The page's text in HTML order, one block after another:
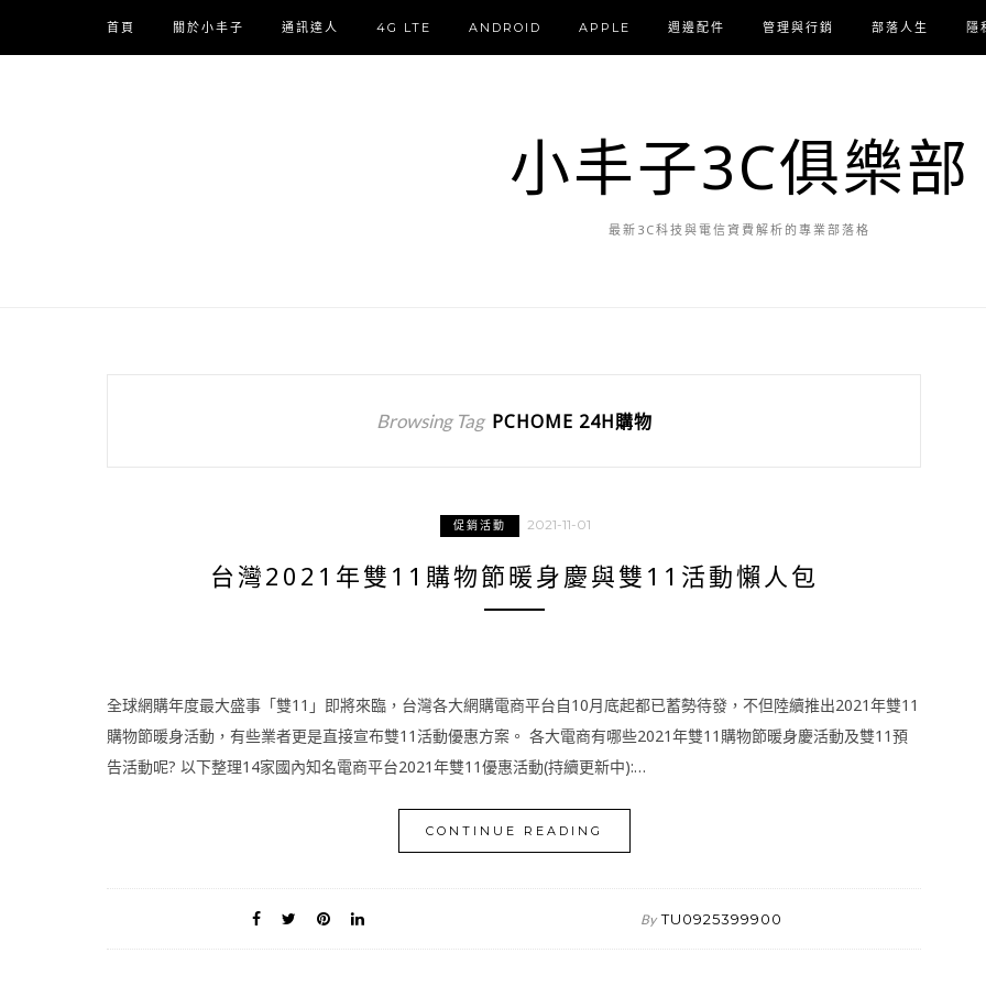
首頁 關於小丰子 通訊達人 4G LTE ANDROID APPLE 週邊配件 管理與行銷 部落人生 隱
小丰子3C俱樂部
最新3C科技與電信資費解析的專業部落格
Browsing Tag PCHOME 24H購物
促銷活動 2021-11-01
台灣2021年雙11購物節暖身慶與雙11活動懶人包
全球網購年度最大盛事「雙11」即將來臨，台灣各大網購電商平台自10月底起都已蓄勢待發，不但陸續推出2021年雙11
購物節暖身活動，有些業者更是直接宣布雙11活動優惠方案。 各大電商有哪些2021年雙11購物節暖身慶活動及雙11預
告活動呢? 以下整理14家國內知名電商平台2021年雙11優惠活動(持續更新中):…
CONTINUE READING
By TU0925399900